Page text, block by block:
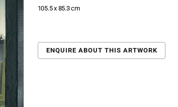
105.5 x 85.3 cm
ENQUIRE ABOUT THIS ARTWORK